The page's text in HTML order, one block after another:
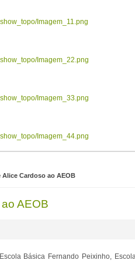
Imagem_11.png
Imagem_22.png
Imagem_33.png
Imagem_44.png
Alice Cardoso ao AEOB
AEOB
Básica Fernando Peixinho,